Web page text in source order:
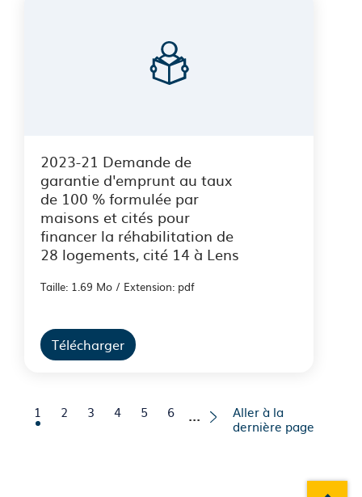
2023-21 Demande de
garantie d'emprunt au taux
de 100 % formulée par
maisons et cités pour
financer la réhabilitation de
28 logements, cité 14 à Lens
Taille: 1.69 Mo / Extension: pdf
Télécharger
Page courante
1 Aller à la page
2 Aller à la page
3 Aller à la page
4 Aller à la page
5 Aller à la page
6
…
Aller à la
dernière page